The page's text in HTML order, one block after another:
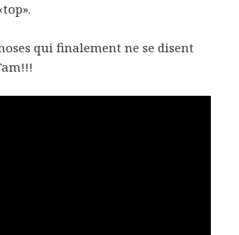
qui finalement ne se disent